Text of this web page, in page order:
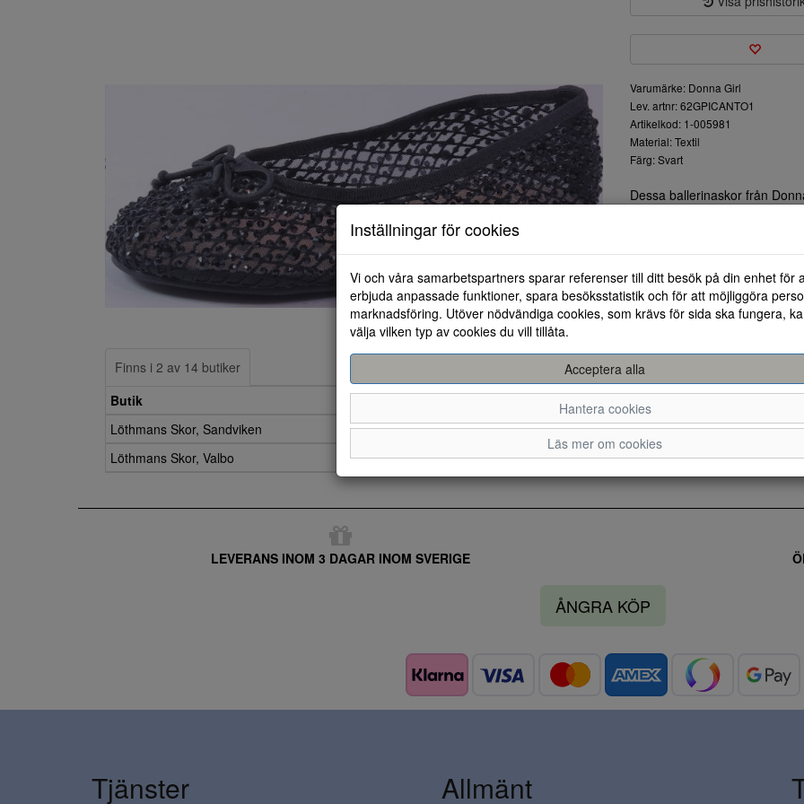
Varumärke: Donna Girl
Lev. artnr: 62GPICANTO1
Artikelkod: 1-005981
Material: Textil
Färg: Svart
Dessa ballerinaskor från
detalj som gör skorna extra
Sulan är designad för att ge
dagen.
Finns i 2 av 14 butiker
Butik
Löthmans Skor, Sandviken
Löthmans Skor, Valbo
LEVERANS INOM 3 DAGAR INOM SVERIGE
ÅNGRA KÖP
Inställningar för cookies
Vi och våra samarbetspartners sparar referenser till ditt besök på din enhet för
erbjuda anpassade funktioner, spara besöksstatistik och för att möjliggöra
marknadsföring. Utöver nödvändiga cookies, som krävs för sida ska fungera,
välja vilken typ av cookies du vill tillåta.
Acceptera alla
Hantera cookies
Läs mer om cookies
Tjänster Allmänt